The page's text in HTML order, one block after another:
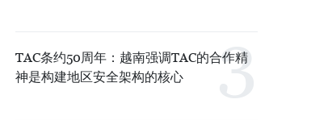
TAC条约50周年：越南强调TAC的合作精
神是构建地区安全架构的核心